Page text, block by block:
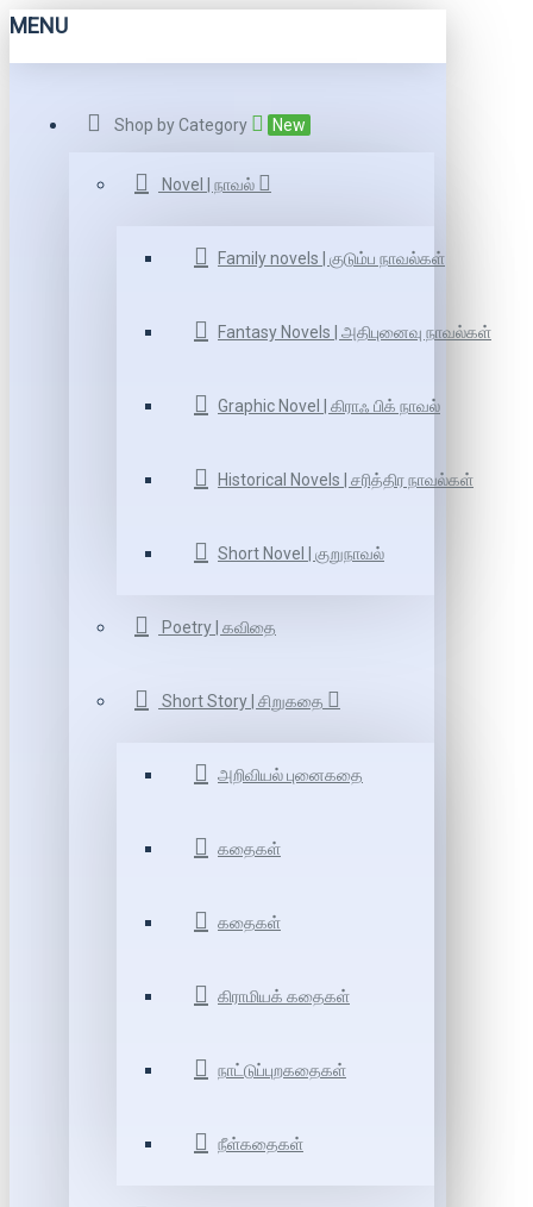
MENU
Shop by Category New
Novel | நாவல்
Family novels | குடும்ப நாவல்கள்
Fantasy Novels | அதிபுனைவு நாவல்கள்
Graphic Novel | கிராஃ பிக் நாவல்
Historical Novels | சரித்திர நாவல்கள்
Short Novel | குறுநாவல்
Poetry | கவிதை
Short Story | சிறுகதை
அறிவியல் புனைகதை
கதைகள்
கதைகள்
கிராமியக் கதைகள்
நாட்டுப்புறகதைகள்
நீள்கதைகள்